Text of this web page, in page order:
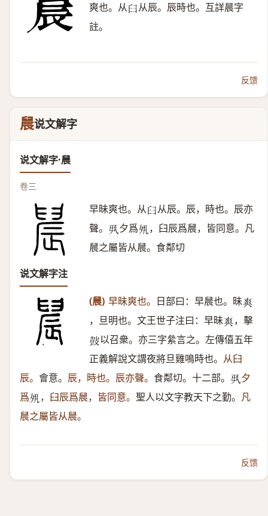
爽也。从𦥑从辰。辰時也。互詳晨字
註。
反馈
䢅说文解字
说文解字·䢅
卷三
早昧爽也。从𦥑从辰。辰，時也。辰亦
聲。 𠃨 夕爲𡖊 ，臼辰爲䢅，皆同意。凡
䢅之屬皆从䢅。食鄰切
说文解字注
(䢅) 早昧爽也。 日部曰：早䢅也。昧𤕤
，旦明也。文王世子注曰：早昧𤕤 ，擊
𡔷 以召衆。亦三字絫言之。左傳僖五年
正義解說文謂夜將旦雞鳴時也。 从臼
辰。 會意。 辰，時也。辰亦聲。 食鄰切。十二部。 𠃨 夕
爲𡖊 ，臼辰爲䢅，皆同意。 聖人以文字教天下之勤。 凡
䢅之屬皆从䢅。
反馈